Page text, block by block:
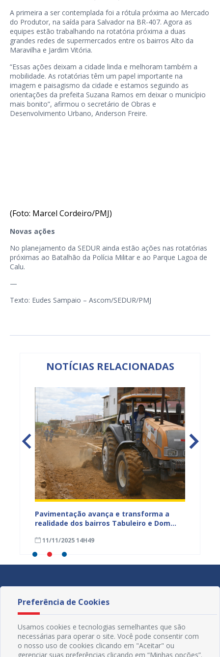
A primeira a ser contemplada foi a rótula próxima ao Mercado
do Produtor, na saída para Salvador na BR-407. Agora as
equipes estão trabalhando na rotatória próxima a duas
grandes redes de supermercados entre os bairros Alto da
Maravilha e Jardim Vitória.
“Essas ações deixam a cidade linda e melhoram também a
mobilidade. As rotatórias têm um papel importante na
imagem e paisagismo da cidade e estamos seguindo as
orientações da prefeita Suzana Ramos em deixar o município
mais bonito”, afirmou o secretário de Obras e
Desenvolvimento Urbano, Anderson Freire.
(Foto: Marcel Cordeiro/PMJ)
Novas ações
No planejamento da SEDUR ainda estão ações nas rotatórias
próximas ao Batalhão da Polícia Militar e ao Parque Lagoa de
Calu.
—
Texto: Eudes Sampaio – Ascom/SEDUR/PMJ
NOTÍCIAS RELACIONADAS
Pavimentação avança e transforma a
realidade dos bairros Tabuleiro e Dom
11/11/2025 14H49
Preferência de Cookies
Usamos cookies e tecnologias semelhantes que são
necessárias para operar o site. Você pode consentir com
o nosso uso de cookies clicando em "Aceitar" ou
gerenciar suas preferências clicando em “Minhas opções”.